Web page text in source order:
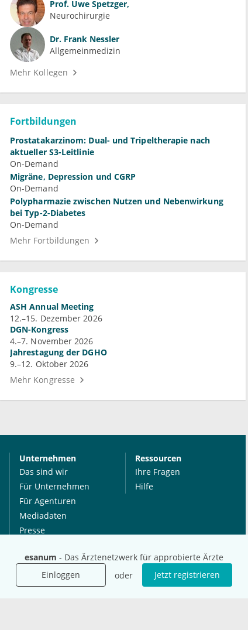
esanum - Das Ärztenetzwerk für approbierte Ärzte
Einloggen
oder Jetzt registrieren
Prof. Uwe Spetzger,
Neurochirurgie
Dr. Frank Nessler
Allgemeinmedizin
Mehr Kollegen
Fortbildungen
Prostatakarzinom: Dual- und Tripeltherapie nach
aktueller S3-Leitlinie
On-Demand
Migräne, Depression und CGRP
On-Demand
Polypharmazie zwischen Nutzen und Nebenwirkung
bei Typ-2-Diabetes
On-Demand
Mehr Fortbildungen
Kongresse
ASH Annual Meeting
12.–15. Dezember 2026
DGN-Kongress
4.–7. November 2026
Jahrestagung der DGHO
9.–12. Oktober 2026
Mehr Kongresse
Unternehmen
Das sind wir
Für Unternehmen
Für Agenturen
Mediadaten
Presse
Jobs
Ressourcen
Ihre Fragen
Hilfe